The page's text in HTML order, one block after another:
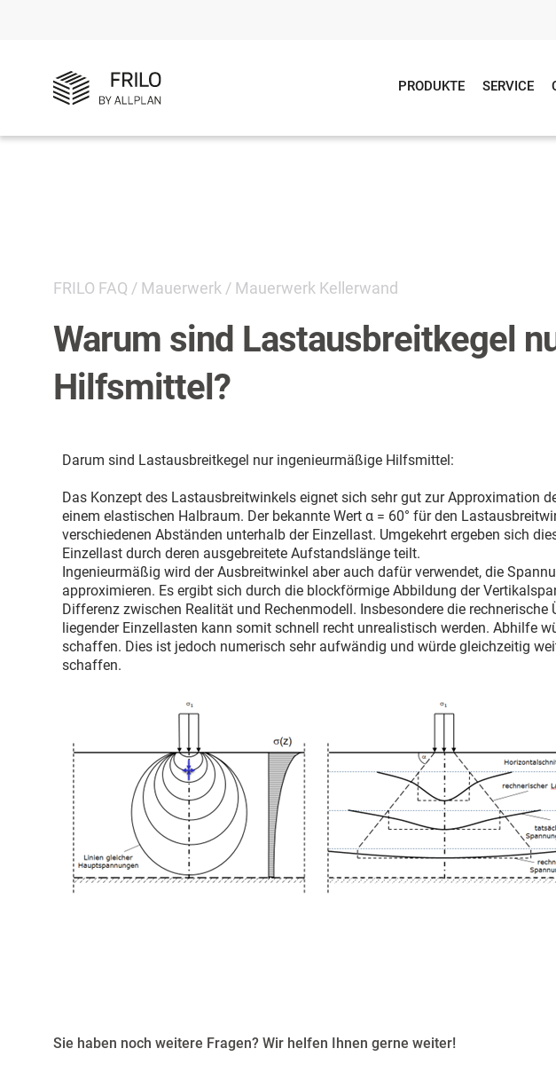
PRODUKTE SERVICE
FRILO FAQ / Mauerwerk / Mauerwerk Kellerwand
Warum sind Lastausbreitkegel
Hilfsmittel?
Darum sind Lastausbreitkegel nur ingenieurmäßige Hilfsmittel:
Das Konzept des Lastausbreitwinkels eignet sich sehr gut zur Approximation
einem elastischen Halbraum. Der bekannte Wert α = 60° für den
verschiedenen Abständen unterhalb der Einzellast. Umgekehrt ergeben sich
Einzellast durch deren ausgebreitete Aufstandslänge teilt.
Ingenieurmäßig wird der Ausbreitwinkel aber auch dafür verwendet, die
approximieren. Es ergibt sich durch die blockförmige Abbildung der
Differenz zwischen Realität und Rechenmodell. Insbesondere die
liegender Einzellasten kann somit schnell recht unrealistisch werden. Abhilfe
schaffen. Dies ist jedoch numerisch sehr aufwändig und würde gleichzeitig
schaffen.
Sie haben noch weitere Fragen? Wir helfen Ihnen gerne weiter!